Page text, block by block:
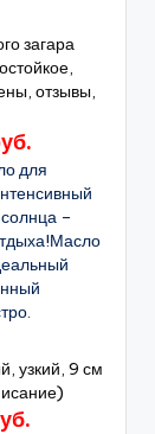
загара
отзывы,
для
–
узкий, 9 см